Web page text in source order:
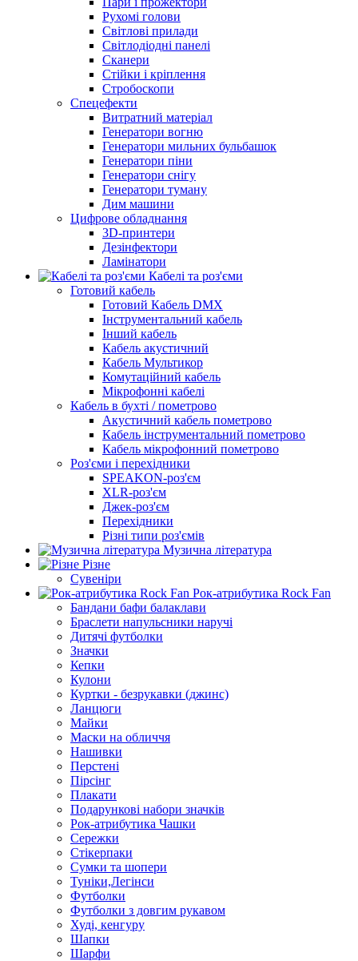
Рухомі голови
Світлові прилади
Світлодіодні панелі
Сканери
Стійки і кріплення
Стробоскопи
Спецефекти
Витратний матеріал
Генератори вогню
Генератори мильних бульбашок
Генератори піни
Генератори снігу
Генератори туману
Дим машини
Цифрове обладнання
3D-принтери
Дезінфектори
Ламінатори
Кабелі та роз'єми
Готовий кабель
Готовий Кабель DMX
Інструментальний кабель
Інший кабель
Кабель акустичний
Кабель Мультикор
Комутаційний кабель
Мікрофонні кабелі
Кабель в бухті / пометрово
Акустичний кабель пометрово
Кабель інструментальний пометрово
Кабель мікрофонний пометрово
Роз'єми і перехідники
SPEAKON-роз'єм
XLR-роз'єм
Джек-роз'єм
Перехідники
Різні типи роз'ємів
Музична література
Різне
Сувеніри
Рок-атрибутика Rock Fan
Бандани бафи балаклави
Браслети напульсники наручі
Дитячі футболки
Значки
Кепки
Кулони
Куртки - безрукавки (джинс)
Ланцюги
Майки
Маски на обличчя
Нашивки
Перстені
Пірсінг
Плакати
Подарункові набори значків
Рок-атрибутика Чашки
Сережки
Стікерпаки
Сумки та шопери
Туніки,Легінси
Футболки
Футболки з довгим рукавом
Худі, кенгуру
Шапки
Шарфи